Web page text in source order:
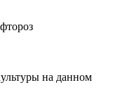
на данном